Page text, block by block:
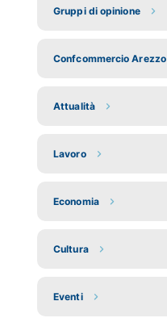
Gruppi di opinione
Confcommercio Arezzo
Attualità
Lavoro
Economia
Cultura
Eventi